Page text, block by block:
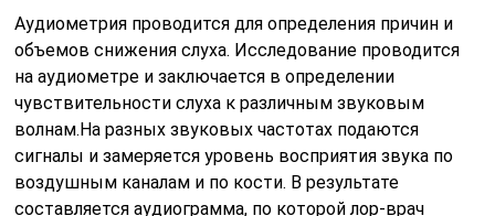
Аудиометрия проводится для определения причин и
объемов снижения слуха. Исследование проводится
на аудиометре и заключается в определении
чувствительности слуха к различным звуковым
волнам.На разных звуковых частотах подаются
сигналы и замеряется уровень восприятия звука по
воздушным каналам и по кости. В результате
составляется аудиограмма, по которой лор-врач